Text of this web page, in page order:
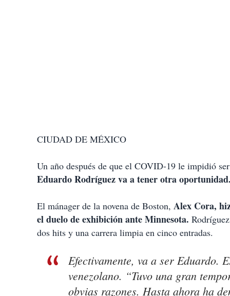
CIUDAD DE MÉXICO
Un año después de que el COVID-19 le impidió
Eduardo Rodríguez va a tener otra
El mánager de la novena de Boston, Alex Cora,
el duelo de exhibición ante Minnesota.
dos hits y una carrera limpia en cinco entradas.
Efectivamente, va a ser Eduardo.
venezolano. “Tuvo una gran
obvias razones. Hasta ahora ha